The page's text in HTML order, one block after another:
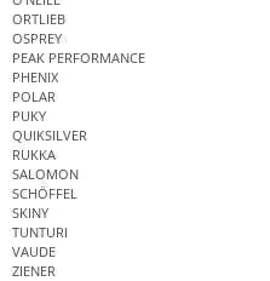
ORTLIEB
OSPREY
PEAK PERFORMANCE
PHENIX
POLAR
PUKY
QUIKSILVER
RUKKA
SALOMON
SCHÖFFEL
SKINY
TUNTURI
VAUDE
ZIENER